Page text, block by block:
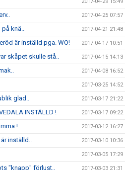
2017-04-29 15:49
2017-04-25 07:57
på knä.. 2017-04-21 21:48
är inställd pga. WO! 2017-04-17 10:51
skåpet skulle stå.. 2017-04-15 14:13
2017-04-08 16:52
2017-03-25 14:52
glad.. 2017-03-17 21:22
INSTÄLLD ! 2017-03-17 09:22
! 2017-03-12 16:27
inställd.. 2017-03-10 10:36
2017-03-05 17:29
"knapp" förlust.. 2017-03-03 21:31